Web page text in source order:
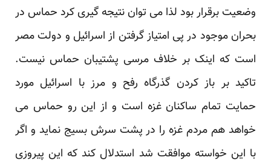
وضعیت برقرار بود لذا می توان نتیجه گیری کرد حماس در
بحران موجود در پی امتیاز گرفتن از اسرائیل و دولت مصر
است که اینک بر خلاف مرسی پشتیبان حماس نیست.
تاکید بر باز کردن گذرگاه رفح و مرز با اسرائیل مورد
حمایت تمام ساکنان غزه است و از این رو حماس می
خواهد هم مردم غزه را در پشت سرش بسیج نماید و اگر
با این خواسته موافقت شد استدلال کند که این پیروزی